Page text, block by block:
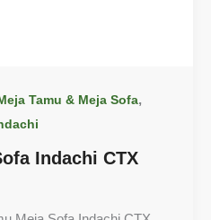
Tamu & Meja Sofa,
Indachi CTX